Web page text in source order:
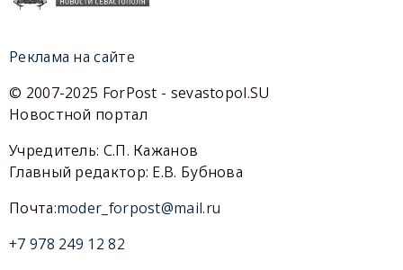
Реклама на сайте
© 2007-2025 ForPost - sevastopol.SU
Новостной портал
Учредитель: С.П. Кажанов
Главный редактор: Е.В. Бубнова
Почта:moder_forpost@mail.ru
+7 978 249 12 82